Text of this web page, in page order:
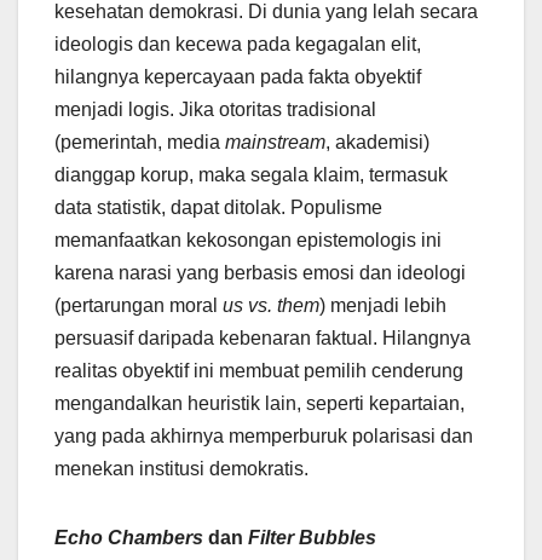
kesehatan demokrasi. Di dunia yang lelah secara
ideologis dan kecewa pada kegagalan elit,
hilangnya kepercayaan pada fakta obyektif
menjadi logis. Jika otoritas tradisional
(pemerintah, media mainstream, akademisi)
dianggap korup, maka segala klaim, termasuk
data statistik, dapat ditolak. Populisme
memanfaatkan kekosongan epistemologis ini
karena narasi yang berbasis emosi dan ideologi
(pertarungan moral us vs. them) menjadi lebih
persuasif daripada kebenaran faktual. Hilangnya
realitas obyektif ini membuat pemilih cenderung
mengandalkan heuristik lain, seperti kepartaian,
yang pada akhirnya memperburuk polarisasi dan
menekan institusi demokratis.
Echo Chambers dan Filter Bubbles